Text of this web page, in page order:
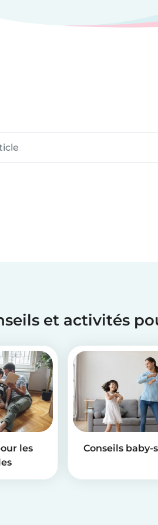
les ressources
et activités
les
Conseils baby-